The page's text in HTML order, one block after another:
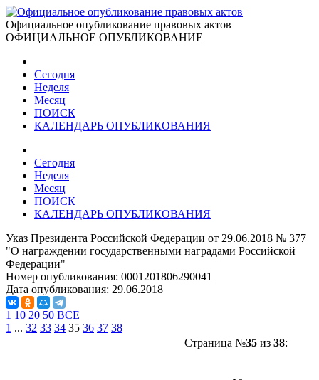
Официальное опубликование правовых актов
ОФИЦИАЛЬНОЕ ОПУБЛИКОВАНИЕ
Сегодня
Неделя
Месяц
ПОИСК
КАЛЕНДАРЬ ОПУБЛИКОВАНИЯ
Сегодня
Неделя
Месяц
ПОИСК
КАЛЕНДАРЬ ОПУБЛИКОВАНИЯ
Указ Президента Российской Федерации от 29.06.2018 № 377
"О награждении государственными наградами Российской
Федерации"
Номер опубликования: 0001201806290041
Дата опубликования: 29.06.2018
1 10 20 50 ВСЕ
1 ... 32 33 34 35 36 37 38
Страница №35из 38: